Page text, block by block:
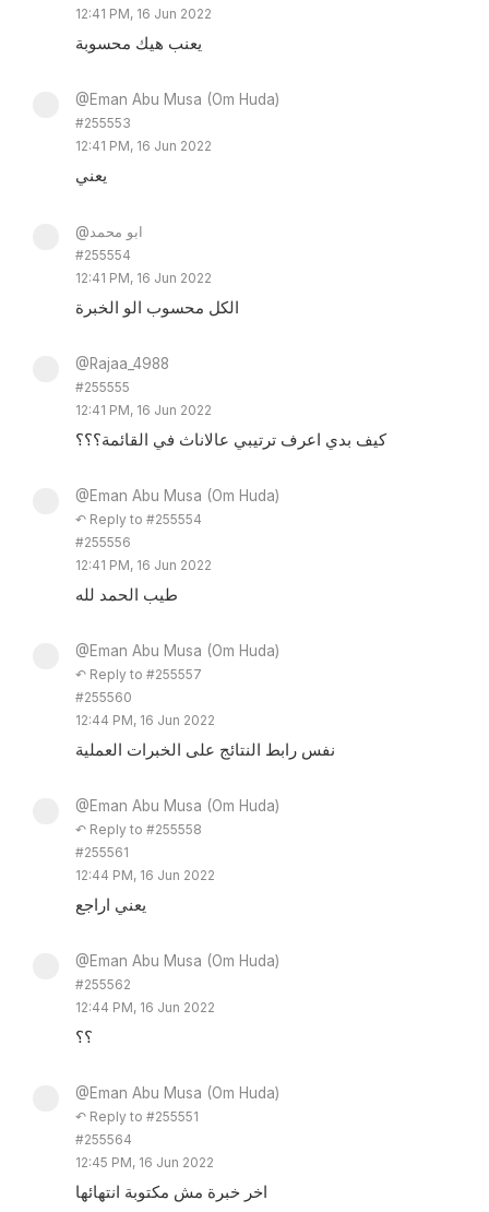
12:41 PM, 16 Jun 2022
يعنب هيك محسوبة
@Eman Abu Musa (Om Huda)
#255553
12:41 PM, 16 Jun 2022
يعني
@ابو محمد
#255554
12:41 PM, 16 Jun 2022
الكل محسوب الو الخبرة
@Rajaa_4988
#255555
12:41 PM, 16 Jun 2022
كيف بدي اعرف ترتيبي عالاناث في القائمة؟؟؟
@Eman Abu Musa (Om Huda)
↶ Reply to #255554
#255556
12:41 PM, 16 Jun 2022
طيب الحمد لله
@Eman Abu Musa (Om Huda)
↶ Reply to #255557
#255560
12:44 PM, 16 Jun 2022
نفس رابط النتائج على الخبرات العملية
@Eman Abu Musa (Om Huda)
↶ Reply to #255558
#255561
12:44 PM, 16 Jun 2022
يعني اراجع
@Eman Abu Musa (Om Huda)
#255562
12:44 PM, 16 Jun 2022
؟؟
@Eman Abu Musa (Om Huda)
↶ Reply to #255551
#255564
12:45 PM, 16 Jun 2022
اخر خبرة مش مكتوبة انتهائها